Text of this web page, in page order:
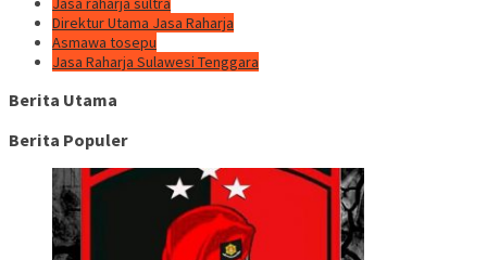
Direktur Utama Jasa Raharja
Asmawa tosepu
Jasa Raharja Sulawesi Tenggara
Berita Utama
Berita Populer